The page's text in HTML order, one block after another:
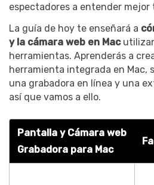
espectadores a entender
La guía de hoy te enseñará a
y la cámara web en Mac
herramientas. Aprenderás a
herramienta integrada en Mac,
una grabadora en línea y una
así que vamos a ello.
Pantalla y Cámara web
Grabadora para Mac